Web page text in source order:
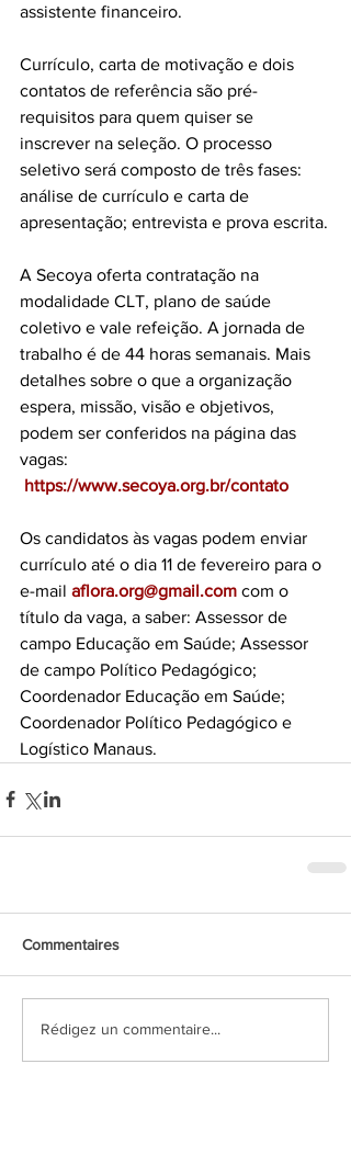
assistente financeiro.
Currículo, carta de motivação e dois
contatos de referência são pré-
requisitos para quem quiser se
inscrever na seleção. O processo
seletivo será composto de três fases:
análise de currículo e carta de
apresentação; entrevista e prova escrita.
A Secoya oferta contratação na
modalidade CLT, plano de saúde
coletivo e vale refeição. A jornada de
trabalho é de 44 horas semanais. Mais
detalhes sobre o que a organização
espera, missão, visão e objetivos,
podem ser conferidos na página das
vagas:
https://www.secoya.org.br/contato
Os candidatos às vagas podem enviar
currículo até o dia 11 de fevereiro para o
e-mail aflora.org@gmail.com com o
título da vaga, a saber: Assessor de
campo Educação em Saúde; Assessor
de campo Político Pedagógico;
Coordenador Educação em Saúde;
Coordenador Político Pedagógico e
Logístico Manaus.
Commentaires
Rédigez un commentaire...